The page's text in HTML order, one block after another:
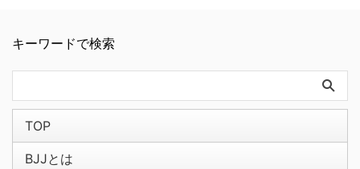
キーワードで検索
TOP
BJJとは